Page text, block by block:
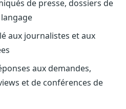
et amendements
pour vos contenus
de presse, dossiers de
aux journalistes et aux
aux demandes,
et de conférences de